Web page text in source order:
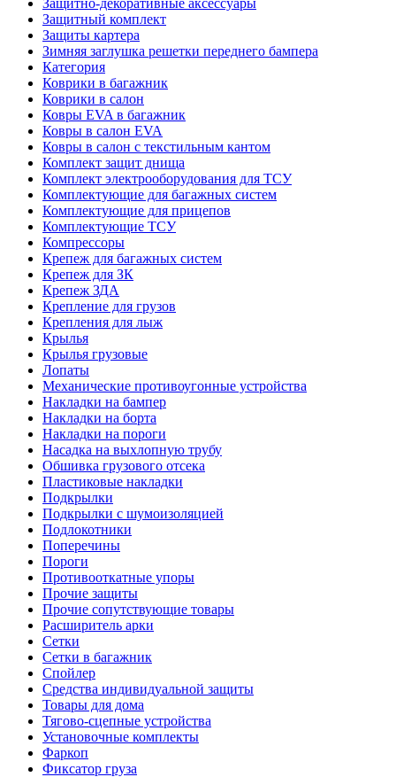
Защитно-декоративные аксессуары
Защитный комплект
Защиты картера
Зимняя заглушка решетки переднего бампера
Категория
Коврики в багажник
Коврики в салон
Ковры EVA в багажник
Ковры в салон EVA
Ковры в салон с текстильным кантом
Комплект защит днища
Комплект электрооборудования для ТСУ
Комплектующие для багажных систем
Комплектующие для прицепов
Комплектующие ТСУ
Компрессоры
Крепеж для багажных систем
Крепеж для ЗК
Крепеж ЗДА
Крепление для грузов
Крепления для лыж
Крылья
Крылья грузовые
Лопаты
Механические противоугонные устройства
Накладки на бампер
Накладки на борта
Накладки на пороги
Насадка на выхлопную трубу
Обшивка грузового отсека
Пластиковые накладки
Подкрылки
Подкрылки с шумоизоляцией
Подлокотники
Поперечины
Пороги
Противооткатные упоры
Прочие защиты
Прочие сопутствующие товары
Расширитель арки
Сетки
Сетки в багажник
Спойлер
Средства индивидуальной защиты
Товары для дома
Тягово-сцепные устройства
Установочные комплекты
Фаркоп
Фиксатор груза